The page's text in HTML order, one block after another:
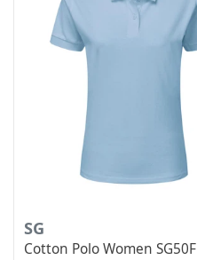
SG
Cotton Polo Women SG50F